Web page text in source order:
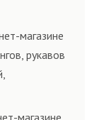
условиям
магазине
рукавов
условиям
магазине